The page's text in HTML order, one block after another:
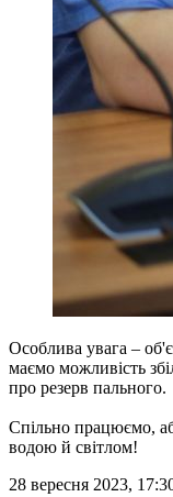
Особлива увага –
маємо можливість
про резерв пального.
Спільно працюємо,
водою й світлом!
28 вересня 2023,